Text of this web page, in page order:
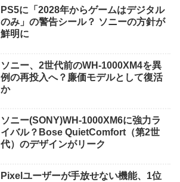
PS5に「2028年からゲームはデジタル
のみ」の警告シール？ ソニーの方針が
鮮明に
ソニー、2世代前のWH-1000XM4を異
例の再投入へ？廉価モデルとして復活
か
ソニー(SONY)WH-1000XM6に強力ラ
イバル？Bose QuietComfort（第2世
代）のデザインがリーク
Pixelユーザーが手放せない機能、1位